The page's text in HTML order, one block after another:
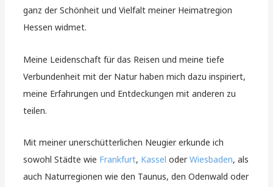
ganz der Schönheit und Vielfalt meiner Heimatregion
Hessen widmet.
Meine Leidenschaft für das Reisen und meine tiefe
Verbundenheit mit der Natur haben mich dazu inspiriert,
meine Erfahrungen und Entdeckungen mit anderen zu
teilen.
Mit meiner unerschütterlichen Neugier erkunde ich
sowohl Städte wie Frankfurt, Kassel oderWiesbaden, als
auch Naturregionen wie den Taunus, den Odenwald oder